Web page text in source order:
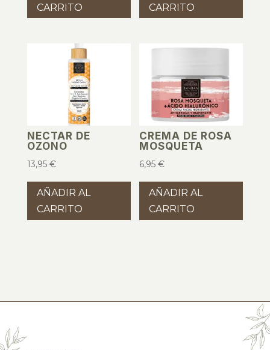
CARRITO
CARRITO
NECTAR DE
OZONO
13,95 €
AÑADIR AL
CARRITO
CREMA DE ROSA
MOSQUETA
6,95€
AÑADIR AL
CARRITO